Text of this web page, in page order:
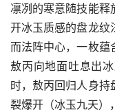
凛冽的寒意随技能释
开冰玉质感的盘龙纹
而法阵中心，一枚蕴
敖丙向地面吐息出
时，敖丙回归人身持
裂爆开（冰玉九天）